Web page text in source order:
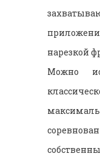
нарезкой
Можно